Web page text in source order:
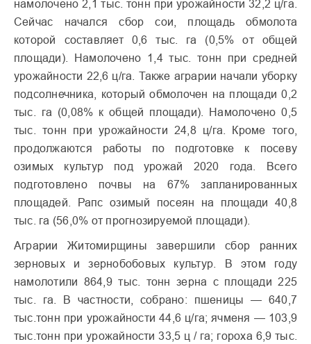
намолочено 2,1 тыс. тонн при урожайности 32,2 ц/га.
Сейчас начался сбор сои, площадь обмолота
которой составляет 0,6 тыс. га (0,5% от общей
площади). Намолочено 1,4 тыс. тонн при средней
урожайности 22,6 ц/га. Также аграрии начали уборку
подсолнечника, который обмолочен на площади 0,2
тыс. га (0,08% к общей площади). Намолочено 0,5
тыс. тонн при урожайности 24,8 ц/га. Кроме того,
продолжаются работы по подготовке к посеву
озимых культур под урожай 2020 года. Всего
подготовлено почвы на 67% запланированных
площадей. Рапс озимый посеян на площади 40,8
тыс. га (56,0% от прогнозируемой площади).
Аграрии Житомирщины завершили сбор ранних
зерновых и зернобобовых культур. В этом году
намолотили 864,9 тыс. тонн зерна с площади 225
тыс. га. В частности, собрано: пшеницы — 640,7
тыс.тонн при урожайности 44,6 ц/га; ячменя — 103,9
тыс.тонн при урожайности 33,5 ц / га; гороха 6,9 тыс.